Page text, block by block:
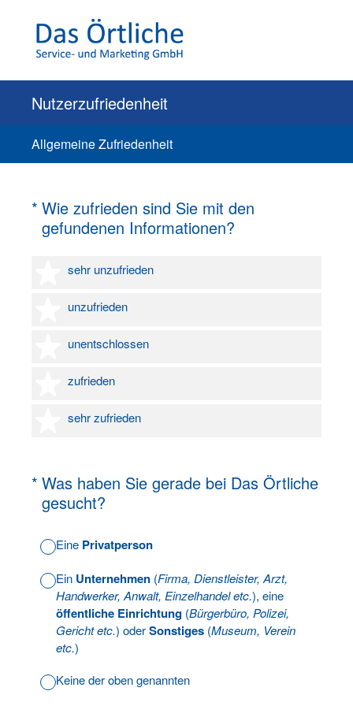
Nutzerzufriedenheit
Allgemeine Zufriedenheit
* Wie zufrieden sind Sie mit den
gefundenen Informationen?
(Erforderlich.)
sehr unzufrieden
1 Stern
unzufrieden
2 Sterne
unentschlossen
3 Sterne
zufrieden
4 Sterne
sehr zufrieden
5 Sterne
* Was haben Sie gerade bei Das Örtliche
gesucht?
(Erforderlich.)
Eine Privatperson
Ein Unternehmen (Firma, Dienstleister, Arzt,
Handwerker, Anwalt, Einzelhandel etc.), eine
öffentliche Einrichtung (Bürgerbüro, Polizei,
Gericht etc.) oderSonstiges (Museum, Verein
etc.)
Keine der oben genannten